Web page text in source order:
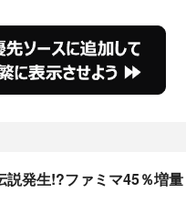
説発生!?ファミマ45％増量